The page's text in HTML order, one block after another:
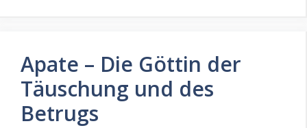
Apate – Die Göttin der
Täuschung und des
Betrugs